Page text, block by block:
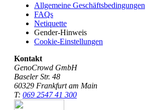
Allgemeine Geschäftsbedingungen
FAQs
Netiquette
Gender-Hinweis
Cookie-Einstellungen
Kontakt
GenoCrowd GmbH
Baseler Str. 48
60329 Frankfurt am Main
T: 069 2547 41 300